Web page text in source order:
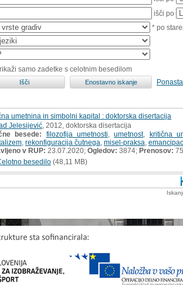
išči po
* po
samo zadetke s celotnim besedilom
umetnina in simbolni kapital : doktorska disertacija
Jelesijević , 2012, doktorska disertacija
besede:
filozofija umetnosti ,umetnost, kritična
rekonfiguracija čutnega misel-praksa
v RUP: 23.07.2020; Ogledov: 3874; Prenosov: 75
besedilo (48,11 MB)